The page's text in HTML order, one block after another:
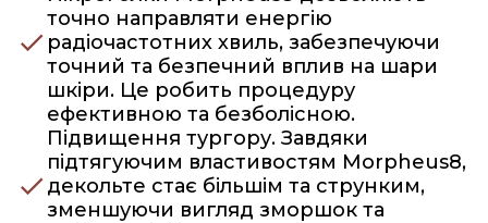
точно направляти енергію
радіочастотних хвиль, забезпечуючи
точний та безпечний вплив на шари
шкіри. Це робить процедуру
ефективною та безболісною.
Підвищення тургору. Завдяки
підтягуючим властивостям Morpheus8,
декольте стає більшім та струнким,
зменшуючи вигляд зморшок та